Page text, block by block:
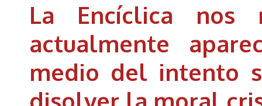
La Encíclica nos
actualmente
medio del intento